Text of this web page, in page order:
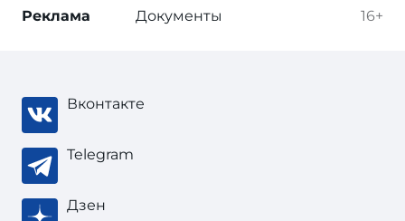
16+
Реклама Документы
Вконтакте
Telegram
Дзен